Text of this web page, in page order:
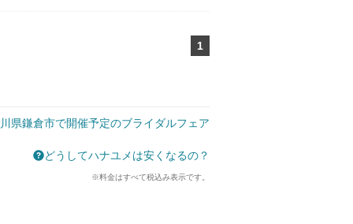
1
県鎌倉市で開催予定のブライダルフェア
どうしてハナユメは安くなるの？
※料金はすべて税込み表示です。